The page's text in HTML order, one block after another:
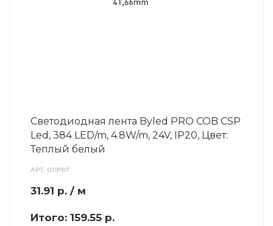
Светодиодная лента Byled PRO COB CSP
Led, 384 LED/m, 4.8W/m, 24V, IP20, Цвет:
Теплый белый
АРТ.019187
31.91 р. / м
Итого: 159.55 р.